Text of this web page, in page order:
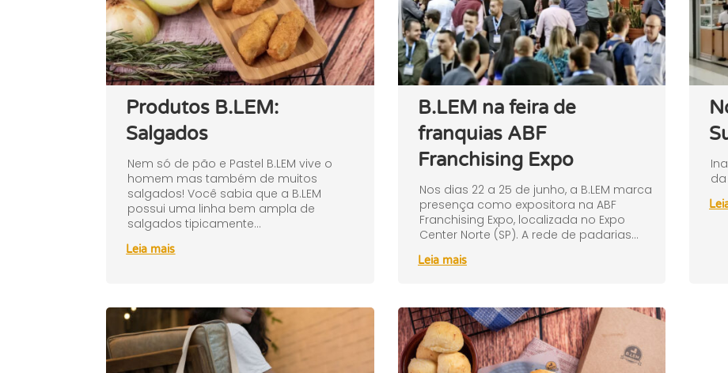
Produtos B.LEM:
Salgados
Nem só de pão e Pastel B.LEM vive o
homem mas também de muitos
salgados! Você sabia que a B.LEM
possui uma linha bem ampla de
salgados tipicamente...
Leia mais
B.LEM na feira de
franquias ABF
Franchising Expo
Nos dias 22 a 25 de junho, a B.LEM marca
presença como expositora na ABF
Franchising Expo, localizada no Expo
Center Norte (SP). A rede de padarias...
Leia mais
da